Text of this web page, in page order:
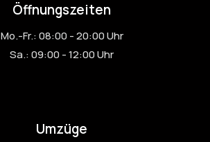
Öffnungszeiten
Mo.-Fr.: 08:00 - 20:00 Uhr
Sa.: 09:00 - 12:00 Uhr
Umzüge